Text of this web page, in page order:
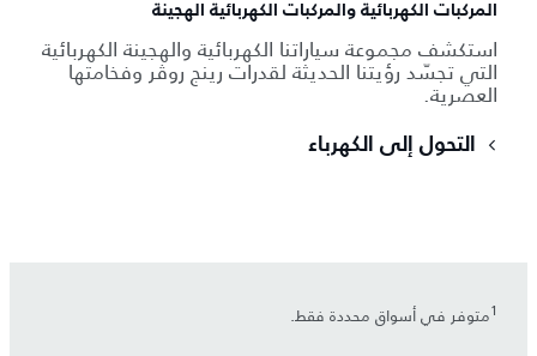
المركبات الكهربائية والمركبات الكهربائية الهجينة
استكشف مجموعة سياراتنا الكهربائية والهجينة الكهربائية
التي تجسّد رؤيتنا الحديثة لقدرات رينج روڤر وفخامتها
العصرية.
التحول إلى الكهرباء
1متوفر في أسواق محددة فقط.